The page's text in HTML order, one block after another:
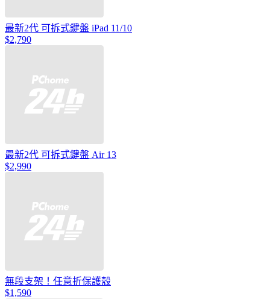
最新2代 可拆式鍵盤 iPad 11/10
$2,790
最新2代 可拆式鍵盤 Air 13
$2,990
無段支架！任意折保護殼
$1,590